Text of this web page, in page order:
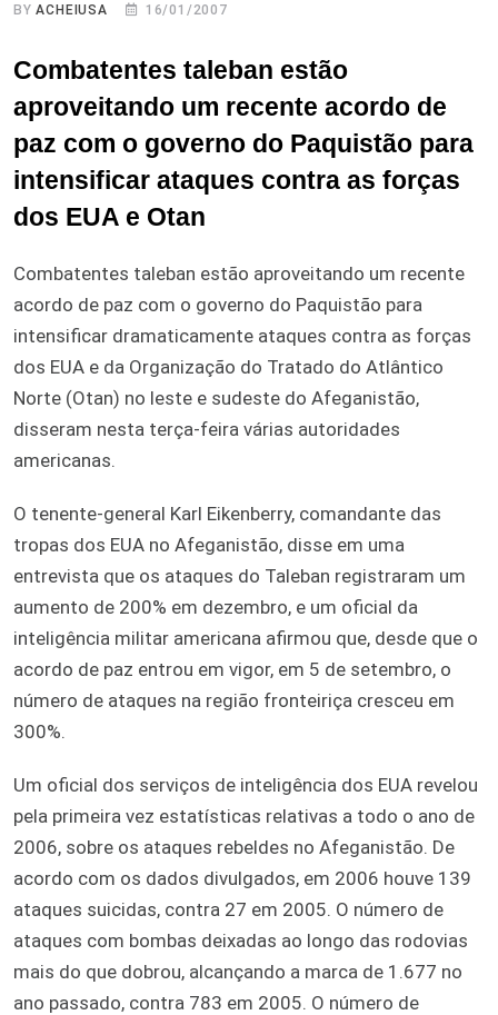
BYACHEIUSA 16/01/2007
Combatentes taleban estão
aproveitando um recente acordo de
paz com o governo do Paquistão para
intensificar ataques contra as forças
dos EUA e Otan
Combatentes taleban estão aproveitando um recente
acordo de paz com o governo do Paquistão para
intensificar dramaticamente ataques contra as forças
dos EUA e da Organização do Tratado do Atlântico
Norte (Otan) no leste e sudeste do Afeganistão,
disseram nesta terça-feira várias autoridades
americanas.
O tenente-general Karl Eikenberry, comandante das
tropas dos EUA no Afeganistão, disse em uma
entrevista que os ataques do Taleban registraram um
aumento de 200% em dezembro, e um oficial da
inteligência militar americana afirmou que, desde que o
acordo de paz entrou em vigor, em 5 de setembro, o
número de ataques na região fronteiriça cresceu em
300%.
Um oficial dos serviços de inteligência dos EUA revelou
pela primeira vez estatísticas relativas a todo o ano de
2006, sobre os ataques rebeldes no Afeganistão. De
acordo com os dados divulgados, em 2006 houve 139
ataques suicidas, contra 27 em 2005. O número de
ataques com bombas deixadas ao longo das rodovias
mais do que dobrou, alcançando a marca de 1.677 no
ano passado, contra 783 em 2005. O número de